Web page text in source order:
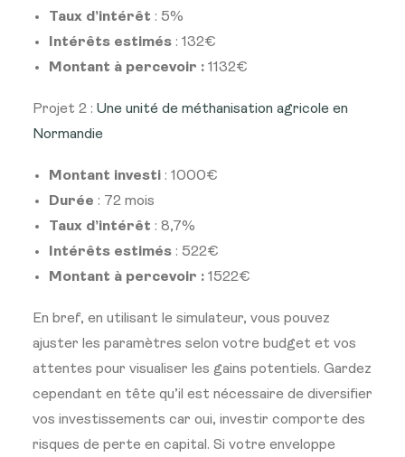
Taux d’intérêt : 5%
Intérêts estimés : 132€
Montant à percevoir : 1132€
Projet 2 : Une unité de méthanisation agricole en
Normandie
Montant investi : 1000€
Durée : 72 mois
Taux d’intérêt : 8,7%
Intérêts estimés : 522€
Montant à percevoir : 1522€
En bref, en utilisant le simulateur, vous pouvez
ajuster les paramètres selon votre budget et vos
attentes pour visualiser les gains potentiels. Gardez
cependant en tête qu’il est nécessaire de diversifier
vos investissements car oui, investir comporte des
risques de perte en capital. Si votre enveloppe